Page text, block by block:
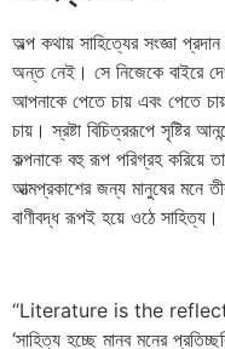
অল্প কথায় সাহিত্যের সংজ্ঞা
অন্ত নেই। সে নিজেকে বাইরে
আপনাকে পেতে চায় এবং পেতে
চায়। স্রষ্টা বিচিত্ররূপে সৃষ্টির
কল্পনাকে বহু রূপ পরিগ্রহ করিয়ে
আত্মপ্রকাশের জন্য মানুষের মনে
বাণীবদ্ধ রূপই হয়ে ওঠে সাহিত্য।
“Literature is the
‘সাহিত্য হচ্ছে মানব মনের